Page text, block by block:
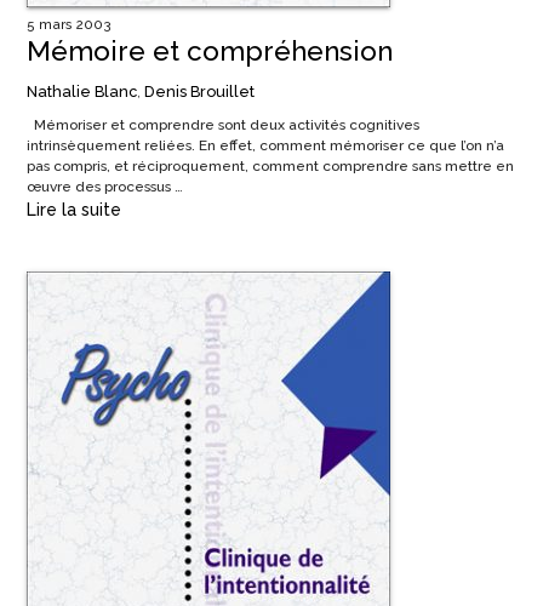
5 mars 2003
Mémoire et compréhension
Nathalie Blanc, Denis Brouillet
Mémoriser et comprendre sont deux activités cognitives
intrinsèquement reliées. En effet, comment mémoriser ce que l’on n’a
pas compris, et réciproquement, comment comprendre sans mettre en
œuvre des processus …
Lire la suite